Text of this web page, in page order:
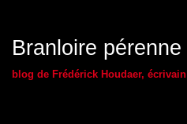
Branloire pérenne
blog de Frédérick Houdaer, écrivain